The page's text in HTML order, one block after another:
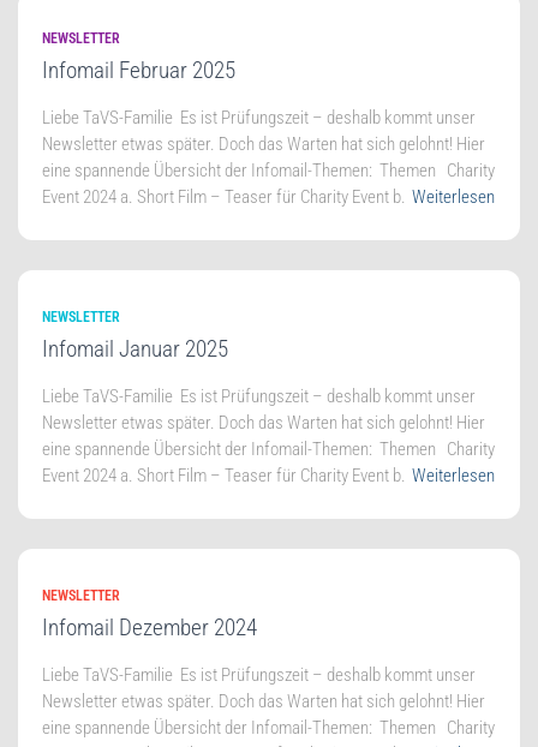
NEWSLETTER
Infomail Februar 2025
Lie­be TaVS-Familie Es ist Prü­fungs­zeit – des­halb kommt unser
News­let­ter etwas spä­ter. Doch das War­ten hat sich gelohnt! Hier
eine span­nen­de Über­sicht der Infomail-Themen: The­men Cha­ri­ty
Event 2024 a. Short Film – Teaser für Cha­ri­ty Event b. Weiterlesen
NEWSLETTER
Infomail Januar 2025
Lie­be TaVS-Familie Es ist Prü­fungs­zeit – des­halb kommt unser
News­let­ter etwas spä­ter. Doch das War­ten hat sich gelohnt! Hier
eine span­nen­de Über­sicht der Infomail-Themen: The­men Cha­ri­ty
Event 2024 a. Short Film – Teaser für Cha­ri­ty Event b. Weiterlesen
NEWSLETTER
Infomail Dezember 2024
Lie­be TaVS-Familie Es ist Prü­fungs­zeit – des­halb kommt unser
News­let­ter etwas spä­ter. Doch das War­ten hat sich gelohnt! Hier
eine span­nen­de Über­sicht der Infomail-Themen: The­men Cha­ri­ty